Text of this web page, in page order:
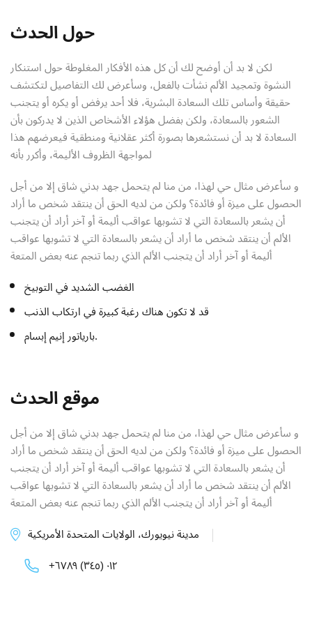
حول الحدث
لكن لا بد أن أوضح لك أن كل هذه الأفكار المغلوطة حول استنكار
النشوة وتمجيد الألم نشأت بالفعل، وسأعرض لك التفاصيل لتكتشف
حقيقة وأساس تلك السعادة البشرية، فلا أحد يرفض أو يكره أو يتجنب
الشعور بالسعادة، ولكن بفضل هؤلاء الأشخاص الذين لا يدركون بأن
السعادة لا بد أن نستشعرها بصورة أكثر عقلانية ومنطقية فيعرضهم هذا
لمواجهة الظروف الأليمة، وأكرر بأنه
و سأعرض مثال حي لهذا، من منا لم يتحمل جهد بدني شاق إلا من أجل
الحصول على ميزة أو فائدة؟ ولكن من لديه الحق أن ينتقد شخص ما أراد
أن يشعر بالسعادة التي لا تشوبها عواقب أليمة أو آخر أراد أن يتجنب
الألم أن ينتقد شخص ما أراد أن يشعر بالسعادة التي لا تشوبها عواقب
أليمة أو آخر أراد أن يتجنب الألم الذي ربما تنجم عنه بعض المتعة
الغضب الشديد في التوبيخ
قد لا تكون هناك رغبة كبيرة في ارتكاب الذنب
بارياتور إنيم إبسام.
موقع الحدث
و سأعرض مثال حي لهذا، من منا لم يتحمل جهد بدني شاق إلا من أجل
الحصول على ميزة أو فائدة؟ ولكن من لديه الحق أن ينتقد شخص ما أراد
أن يشعر بالسعادة التي لا تشوبها عواقب أليمة أو آخر أراد أن يتجنب
الألم أن ينتقد شخص ما أراد أن يشعر بالسعادة التي لا تشوبها عواقب
أليمة أو آخر أراد أن يتجنب الألم الذي ربما تنجم عنه بعض المتعة
مدينة نيويورك، الولايات المتحدة الأمريكية
+٠١٢ (٣٤٥) ٦٧٨٩
Already have an account?